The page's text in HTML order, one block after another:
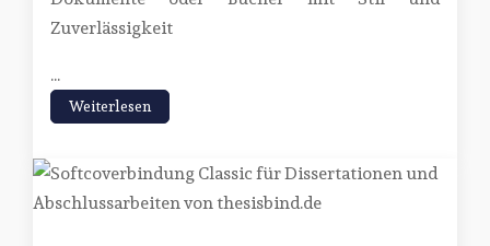
Zuverlässigkeit
...
Weiterlesen